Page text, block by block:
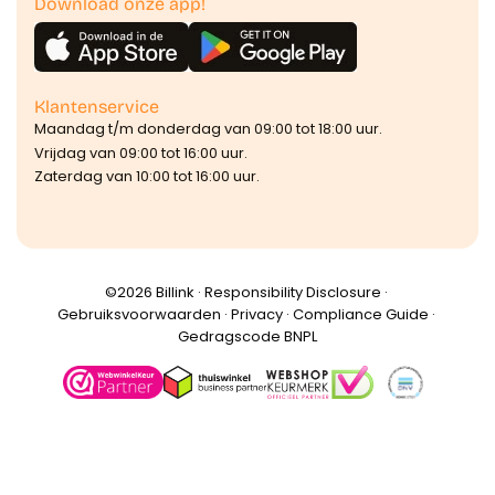
Klantenservice
Maandag t/m donderdag van 09:00 tot 18:00 uur.
Vrijdag van 09:00 tot 16:00 uur.
Zaterdag van 10:00 tot 16:00 uur.
©️2026 Billink · Responsibility Disclosure ·
Gebruiksvoorwaarden · Privacy· Compliance Guide ·
Gedragscode BNPL